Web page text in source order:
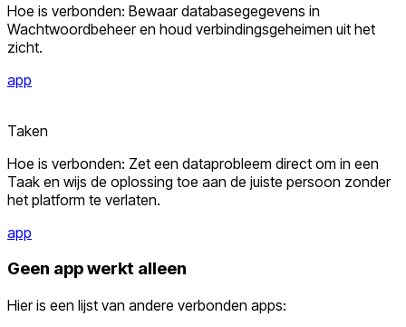
Hoe is verbonden: Bewaar databasegegevens in
Wachtwoordbeheer en houd verbindingsgeheimen uit het
zicht.
app
Taken
Hoe is verbonden: Zet een dataprobleem direct om in een
Taak en wijs de oplossing toe aan de juiste persoon zonder
het platform te verlaten.
app
Geen app werkt alleen
Hier is een lijst van andere verbonden apps: